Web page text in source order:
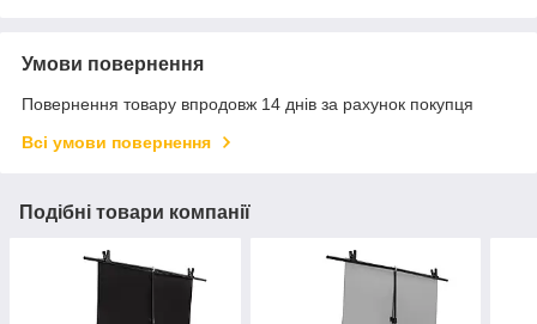
Умови повернення
Повернення товару впродовж 14 днів за рахунок покупця
Всі умови повернення
Подібні товари компанії